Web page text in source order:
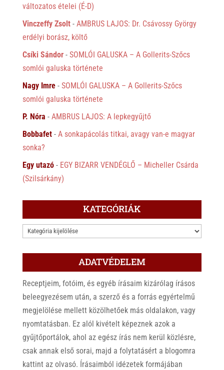
változatos ételei (É-D)
Vinczeffy Zsolt- AMBRUS LAJOS: Dr. Csávossy György
erdélyi borász, költő
Csíki Sándor- SOMLÓI GALUSKA – A Gollerits-Szőcs
somlói galuska története
Nagy Imre- SOMLÓI GALUSKA – A Gollerits-Szőcs
somlói galuska története
P. Nóra - AMBRUS LAJOS: A lepkegyűjtő
Bobbafet- A sonkapácolás titkai, avagy van-e magyar
sonka?
Egy utazó- EGY BIZARR VENDÉGLŐ – Micheller Csárda
(Szilsárkány)
KATEGÓRIÁK
KATEGÓRIÁK
ADATVÉDELEM
Receptjeim, fotóim, és egyéb írásaim kizárólag írásos
beleegyezésem után, a szerző és a forrás egyértelmű
megjelölése mellett közölhetőek más oldalakon, vagy
nyomtatásban. Ez alól kivételt képeznek azok a
gyűjtőportálok, ahol az egész írás nem kerül közlésre,
csak annak első sorai, majd a folytatásért a blogomra
kattint az olvasó. Írásaimból idézetek formájában